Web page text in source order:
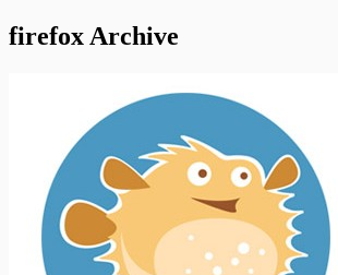
firefox Archive